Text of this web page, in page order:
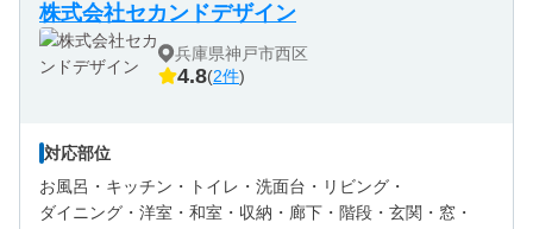
株式会社セカンドデザイン
兵庫県神戸市西区
4.8(2件)
対応部位
お風呂・ キッチン・ トイレ・ 洗面台・ リビング・
ダイニング・ 洋室・ 和室・ 収納・ 廊下・ 階段・ 玄関・ 窓・